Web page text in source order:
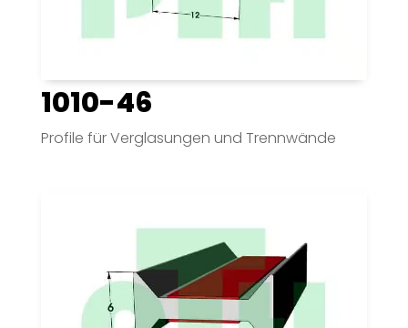
1010-46
Profile für Verglasungen und Trennwände